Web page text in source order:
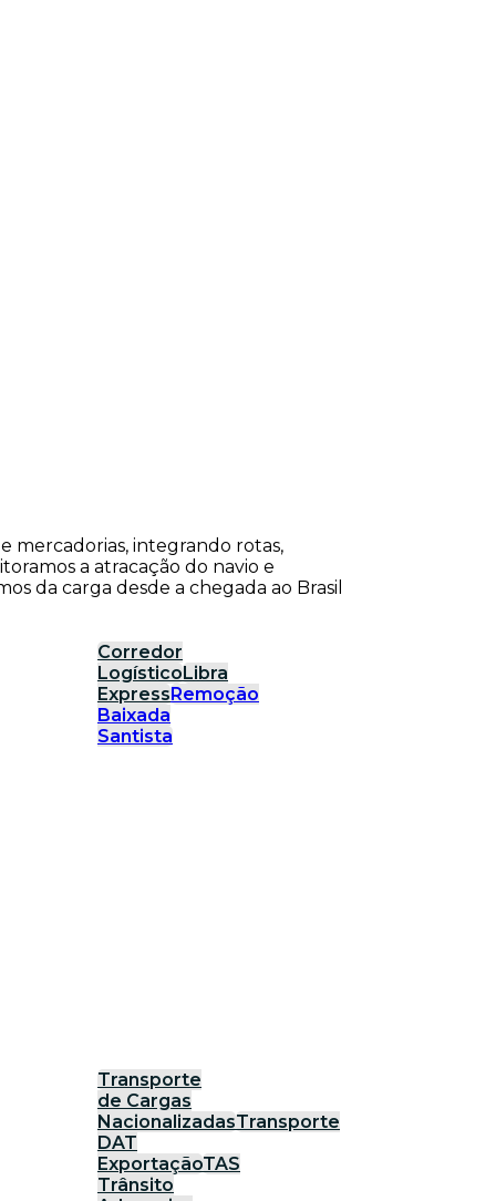
mercadorias, integrando rotas,
a atracação do navio e
da carga desde a chegada ao Brasil
Corredor
Logístico Libra
Express Remoção
Baixada
Santista
Transporte
de Cargas
NacionalizadasTransporte
DAT
ExportaçãoTAS
Trânsito